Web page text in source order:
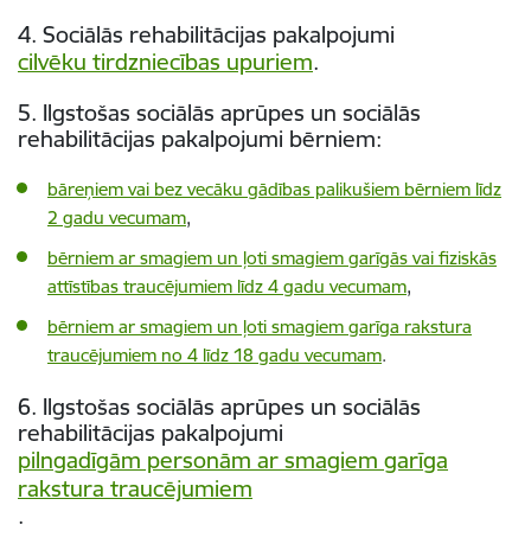
4. Sociālās rehabilitācijas pakalpojumi
cilvēku tirdzniecības upuriem.
5. Ilgstošas sociālās aprūpes un sociālās
rehabilitācijas pakalpojumi bērniem:
bāreņiem vai bez vecāku gādības palikušiem bērniem līdz
2 gadu vecumam,
bērniem ar smagiem un ļoti smagiem garīgās vai fiziskās
attīstības traucējumiem līdz 4 gadu vecumam,
bērniem ar smagiem un ļoti smagiem garīga rakstura
traucējumiem no 4 līdz 18 gadu vecumam.
6. Ilgstošas sociālās aprūpes un sociālās
rehabilitācijas pakalpojumi
pilngadīgām personām ar smagiem garīga
rakstura traucējumiem
.